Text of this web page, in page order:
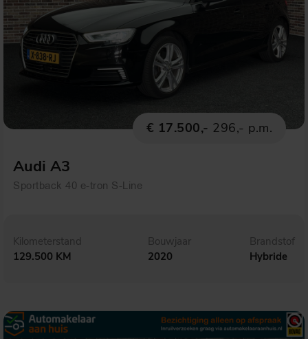
€ 17.500,- 296,- p.m.
Audi A3
Sportback 40 e-tron S-Line
Kilometerstand
129.500 KM
Bouwjaar
2020
Brandstof
Hybride